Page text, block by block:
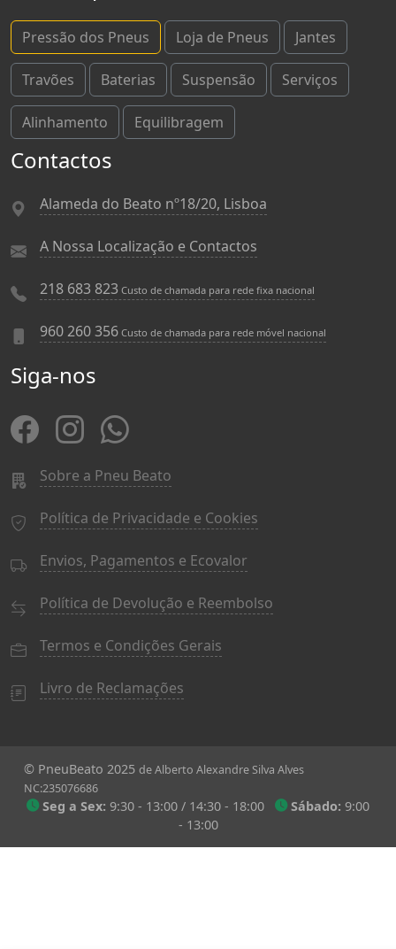
Pressão dos Pneus Loja de Pneus Jantes
Travões Baterias Suspensão Serviços
Alinhamento Equilibragem
Contactos
Alameda do Beato nº18/20, Lisboa
A Nossa Localização e Contactos
218 683 823 Custo de chamada para rede fixa nacional
960 260 356 Custo de chamada para rede móvel nacional
Siga-nos
Sobre a Pneu Beato
Política de Privacidade e Cookies
Envios, Pagamentos e Ecovalor
Política de Devolução e Reembolso
Termos e Condições Gerais
Livro de Reclamações
© PneuBeato 2025 de Alberto Alexandre Silva Alves
NC:235076686
Seg a Sex: 9:30 - 13:00 / 14:30 - 18:00 Sábado: 9:00
- 13:00